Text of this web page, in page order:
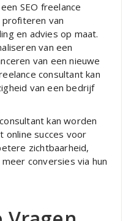
SEO freelance
van
en advies op maat.
van een
van een nieuwe
consultant kan
van een bedrijf
kan worden
online succes voor
zichtbaarheid,
conversies via hun